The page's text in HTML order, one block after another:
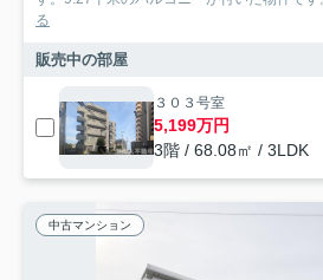
る
販売中の部屋
３０３号室
5,199万円
3階 / 68.08㎡ / 3LDK
中古マンション